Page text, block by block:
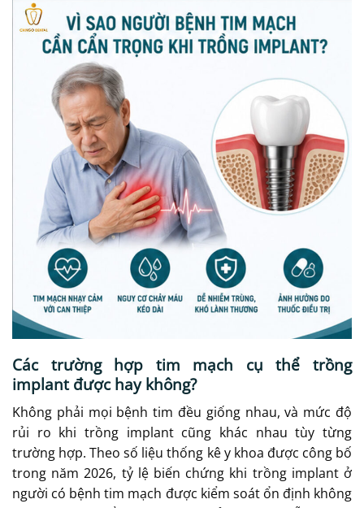
Các trường hợp tim mạch cụ thể trồng
implant được hay không?
Không phải mọi bệnh tim đều giống nhau, và mức độ
rủi ro khi trồng implant cũng khác nhau tùy từng
trường hợp. Theo số liệu thống kê y khoa được công bố
trong năm 2026, tỷ lệ biến chứng khi trồng implant ở
người có bệnh tim mạch được kiểm soát ổn định không